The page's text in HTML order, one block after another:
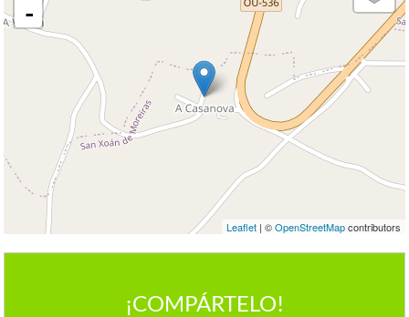
-
Leaflet| ©OpenStreetMapcontributors
¡COMPÁRTELO!